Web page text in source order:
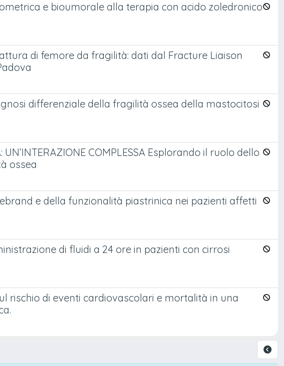
e bioumorale alla terapia con acido zoledronico
di femore da fragilità: dati dal Fracture Liaison
differenziale della fragilità ossea della mastocitosi
UN’INTERAZIONE COMPLESSA Esplorando il ruolo dello
ossea
e della funzionalità piastrinica nei pazienti affetti
di fluidi a 24 ore in pazienti con cirrosi
rischio di eventi cardiovascolari e mortalità in una